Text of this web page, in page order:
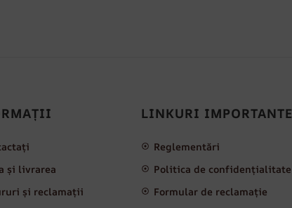
și livrarea
și reclamații
LINKURI IMPORTANTE
Reglementări
Politica de confidențialitate
Formular de reclamație